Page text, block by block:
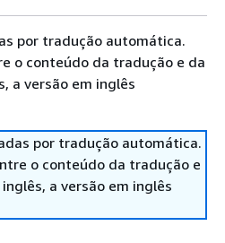
por tradução automática.
o conteúdo da tradução e da
a versão em inglês
por tradução automática.
o conteúdo da tradução e
a versão em inglês